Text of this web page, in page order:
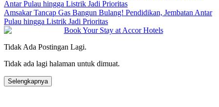
Amsakar Tancap Gas Bangun Bulang! Pendidikan, Jembatan Antar
Pulau hingga Listrik Jadi Prioritas
Tidak Ada Postingan Lagi.
Tidak ada lagi halaman untuk dimuat.
Selengkapnya